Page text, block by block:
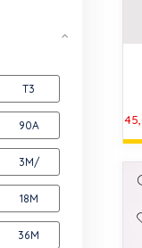
T3
90A
3M/
18M
36M